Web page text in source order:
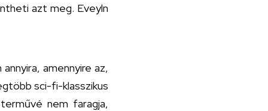
azt meg. Eveyln
amennyire az,
sci-fi-klasszikus
nem faragja,